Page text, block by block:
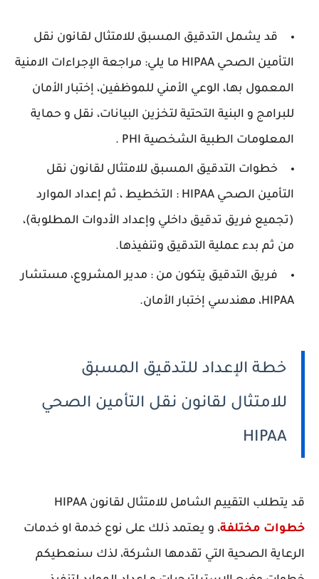
قد يشمل التدقيق المسبق للامتثال لقانون نقل
التأمين الصحي HIPAA ما يلي: مراجعة الإجراءات الامنية
المعمول بها، الوعي الأمني للموظفين، إختبار الأمان
للبرامج و البنية التحتية لتخزين البيانات، نقل و حماية
المعلومات الطبية الشخصية PHI .
خطوات التدقيق المسبق للامتثال لقانون نقل
التأمين الصحي HIPAA : التخطيط ، ثم إعداد الموارد
(تجميع فريق تدقيق داخلي وإعداد الأدوات المطلوبة)،
من ثم بدء عملية التدقيق وتنفيذها.
فريق التدقيق يتكون من : مدير المشروع، مستشار
HIPAA، مهندسي إختبار الأمان.
خطة الإعداد للتدقيق المسبق
للامتثال لقانون نقل التأمين الصحي
HIPAA
قد يتطلب التقييم الشامل للامتثال لقانون HIPAA
خطوات مختلفة، و يعتمد ذلك على نوع خدمة او خدمات
الرعاية الصحية التي تقدمها الشركة، لذك سنعطيكم